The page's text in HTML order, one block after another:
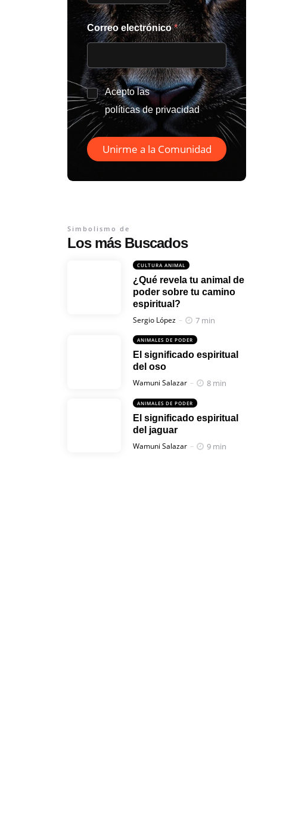
Correo electrónico*
*
Acepto las
políticas de privacidad
Unirme a la Comunidad
Los más Buscados
Simbolismo de
CULTURA ANIMAL
¿Qué revela tu animal de
poder sobre tu camino
espiritual?
Posted
Sergio López 7 min
ANIMALES DE PODER
El significado espiritual
del oso
Posted
Wamuni Salazar 8 min
ANIMALES DE PODER
El significado espiritual
del jaguar
Posted
Wamuni Salazar 9 min